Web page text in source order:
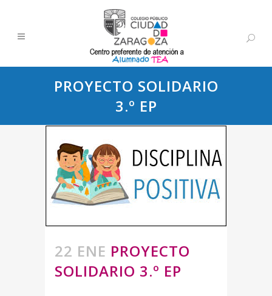
PROYECTO SOLIDARIO
3.º EP
22 ENE PROYECTO
SOLIDARIO 3.º EP